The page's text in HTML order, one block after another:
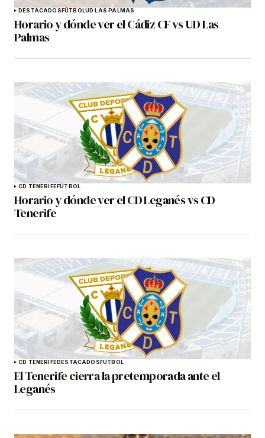
DESTACADOSFÚTBOLUD LAS PALMAS
Horario y dónde ver el Cádiz CF vs UD Las
Palmas
CD TENERIFEFÚTBOL
Horario y dónde ver el CD Leganés vs CD
Tenerife
CD TENERIFEDESTACADOSFÚTBOL
El Tenerife cierra la pretemporada ante el
Leganés